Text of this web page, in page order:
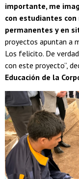
importante, me
con estudiantes
permanentes y en
proyectos apuntan a
Los felicito. De
con este proyecto”,
Educación de la